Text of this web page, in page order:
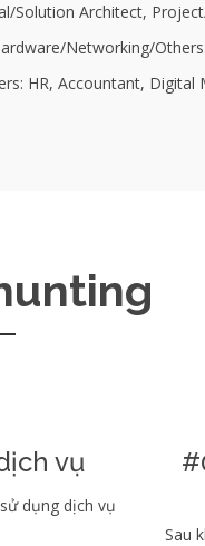
Solution Architect,
Networking/
HR, Accountant, Digital
vụ
dụng dịch vụ
Sau